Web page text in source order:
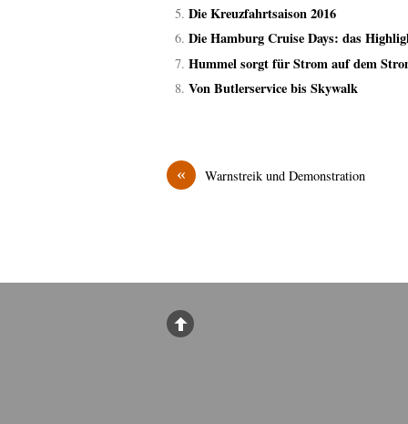
Die Kreuzfahrtsaison 2016
Die Hamburg Cruise Days: das
Hummel sorgt für Strom auf dem
Von Butlerservice bis Skywalk
« Warnstreik und Demonstration